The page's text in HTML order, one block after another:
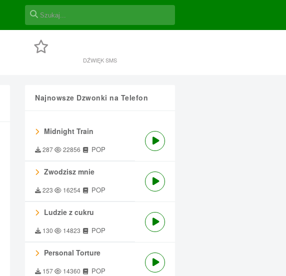
DŹWIĘK SMS
Najnowsze Dzwonki na Telefon
Midnight Train
287 22856 POP
Zwodzisz mnie
223 16254 POP
Ludzie z cukru
130 14823 POP
Personal Torture
157 14360 POP